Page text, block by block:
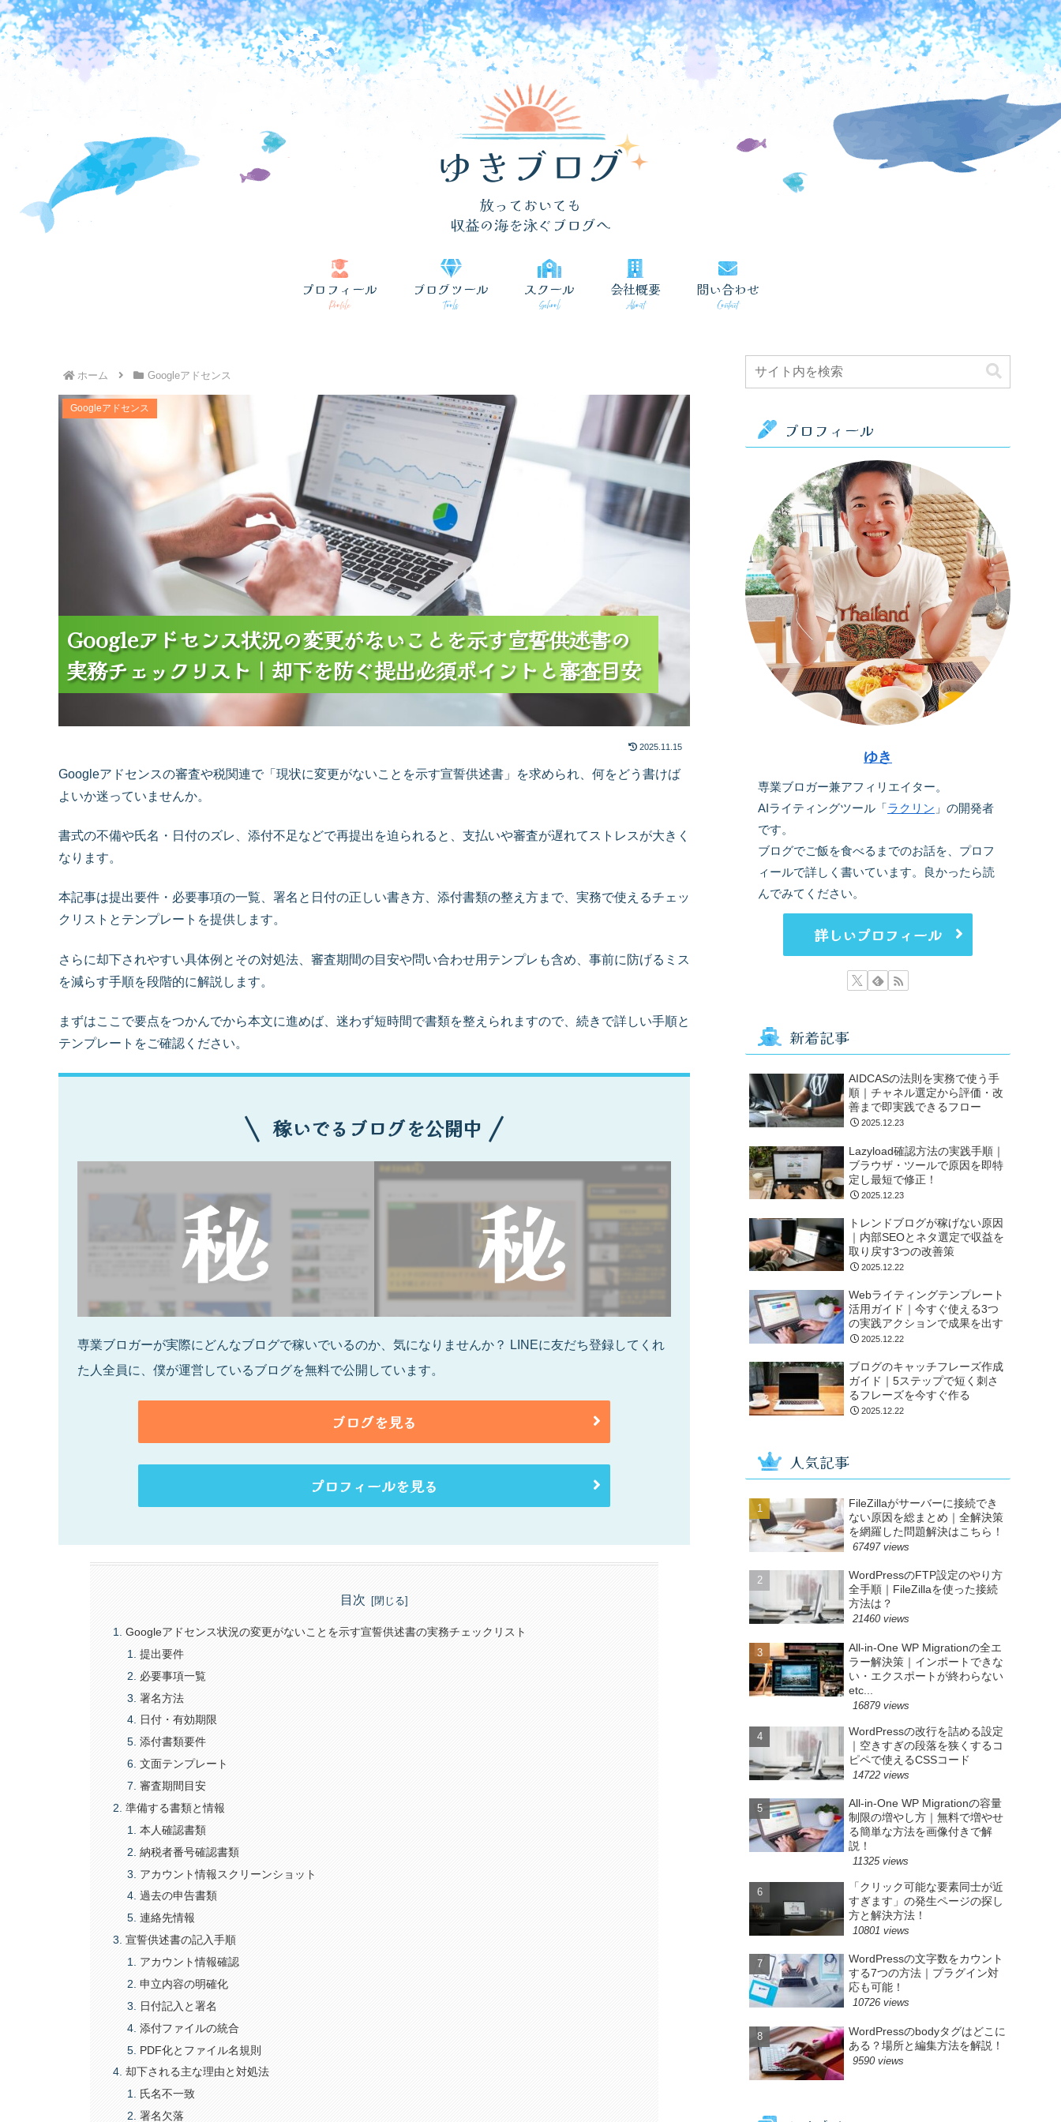
プロフィール
Profile
ブログツール
Tools
スクール
School
会社概要
About
問い合わせ
Contact
ホーム Googleアドセンス
Googleアドセンス状況の変更がないことを示す宣誓供述書の実務チェックリスト｜却下を防ぐ提出必須ポ
イントと審査目安
Googleアドセンス状況の変更がないことを示す宣誓供述書の
実務チェックリスト｜却下を防ぐ提出必須ポイントと審査目安
Googleアドセンス状況の変更がないことを示す宣誓供述書の
実務チェックリスト｜却下を防ぐ提出必須ポイントと審査目安
Googleアドセンス状況の変更がないことを示す宣誓供述書の
実務チェックリスト｜却下を防ぐ提出必須ポイントと審査目安
Googleアドセンス
2025.11.15
Googleアドセンスの審査や税関連で「現状に変更がないことを示す宣誓供述書」を求められ、何をどう書けば
よいか迷っていませんか。
書式の不備や氏名・日付のズレ、添付不足などで再提出を迫られると、支払いや審査が遅れてストレスが大きく
なります。
本記事は提出要件・必要事項の一覧、署名と日付の正しい書き方、添付書類の整え方まで、実務で使えるチェッ
クリストとテンプレートを提供します。
さらに却下されやすい具体例とその対処法、審査期間の目安や問い合わせ用テンプレも含め、事前に防げるミス
を減らす手順を段階的に解説します。
まずはここで要点をつかんでから本文に進めば、迷わず短時間で書類を整えられますので、続きで詳しい手順と
テンプレートをご確認ください。
稼いでるブログを公開中
専業ブロガーが実際にどんなブログで稼いでいるのか、気になりませんか？ LINEに友だち登録してくれ
た人全員に、僕が運営しているブログを無料で公開しています。
ブログを見る
プロフィールを見る
目次
Googleアドセンス状況の変更がないことを示す宣誓供述書の実務チェックリスト
提出要件
必要事項一覧
署名方法
日付・有効期限
添付書類要件
文面テンプレート
審査期間目安
準備する書類と情報
本人確認書類
納税者番号確認書類
アカウント情報スクリーンショット
過去の申告書類
連絡先情報
宣誓供述書の記入手順
アカウント情報確認
申立内容の明確化
日付記入と署名
添付ファイルの統合
PDF化とファイル名規則
却下される主な理由と対処法
氏名不一致
署名欠落
プロフィール
ゆき
専業ブロガー兼アフィリエイター。
AIライティングツール「ラクリン 」の開発者
です。
ブログでご飯を食べるまでのお話を、プロフ
ィールで詳しく書いています。良かったら読
んでみてください。
詳しいプロフィール
新着記事
AIDCASの法則を実務で使う手
順｜チャネル選定から評価・改
善まで即実践できるフロー
2025.12.23
Lazyload確認方法の実践手順｜
ブラウザ・ツールで原因を即特
定し最短で修正！
2025.12.23
トレンドブログが稼げない原因
｜内部SEOとネタ選定で収益を
取り戻す3つの改善策
2025.12.22
Webライティングテンプレート
活用ガイド｜今すぐ使える3つ
の実践アクションで成果を出す
2025.12.22
ブログのキャッチフレーズ作成
ガイド｜5ステップで短く刺さ
るフレーズを今すぐ作る
2025.12.22
人気記事
FileZillaがサーバーに接続でき
ない原因を総まとめ｜全解決策
を網羅した問題解決はこちら！
67497 views
WordPressのFTP設定のやり方
全手順｜FileZillaを使った接続
方法は？
21460 views
All-in-One WP Migrationの全エ
ラー解決策｜インポートできな
い・エクスポートが終わらない
etc...
16879 views
WordPressの改行を詰める設定
｜空きすぎの段落を狭くするコ
ピペで使えるCSSコード
14722 views
All-in-One WP Migrationの容量
制限の増やし方｜無料で増やせ
る簡単な方法を画像付きで解
説！
11325 views
「クリック可能な要素同士が近
すぎます」の発生ページの探し
方と解決方法！
10801 views
WordPressの文字数をカウント
する7つの方法｜プラグイン対
応も可能！
10726 views
WordPressのbodyタグはどこに
ある？場所と編集方法を解説！
9590 views